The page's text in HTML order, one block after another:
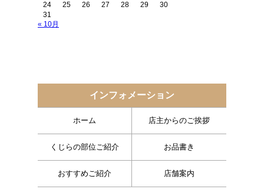
24
25 26 27 28 29
30
31
« 10月
インフォメーション
ホーム 店主からのご挨拶
くじらの部位ご紹介 お品書き
おすすめご紹介 店舗案内